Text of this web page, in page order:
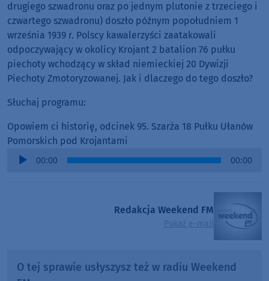
drugiego szwadronu oraz po jednym plutonie z trzeciego i
czwartego szwadronu) doszło późnym popołudniem 1
września 1939 r. Polscy kawalerzyści zaatakowali
odpoczywający w okolicy Krojant 2 batalion 76 pułku
piechoty wchodzący w skład niemieckiej 20 Dywizji
Piechoty Zmotoryzowanej. Jak i dlaczego do tego doszło?
Słuchaj programu:
Opowiem ci historię, odcinek 95. Szarża 18 Pułku Ułanów
Pomorskich pod Krojantami
Audio
00:00 00:00
Redakcja Weekend FM
Pokaż e-mail
O tej sprawie usłyszysz też w radiu Weekend